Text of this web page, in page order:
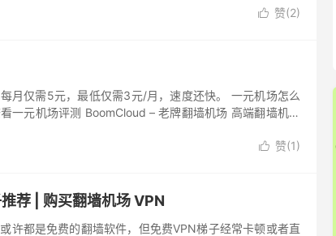
 赞(2)
月仅需5元，最低仅需3元/月，速度还快。 一元机场怎么
一元机场评测 BoomCloud – 老牌翻墙机场 高端翻墙机场
 赞(1)
荐 | 购买翻墙机场 VPN
许都是免费的翻墙软件，但免费VPN梯子经常卡顿或者直